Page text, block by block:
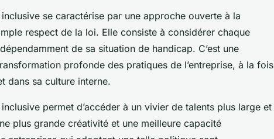
se caractérise par une approche ouverte à la
respect de la loi. Elle consiste à considérer chaque
de sa situation de handicap. C’est une
profonde des pratiques de l’entreprise, à la fois
dans sa culture interne.
permet d’accéder à un vivier de talents plus large et
plus grande créativité et une meilleure capacité